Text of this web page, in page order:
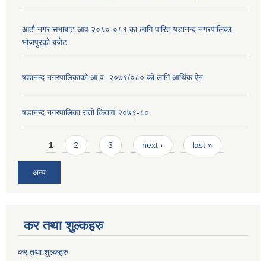
आठौ नगर सभाबाट आव २०८०-०८१ का लागि पारित षडानन्द नगरपालिका,
भोजपुरको बजेट
षडानन्द नगरपालिकाको आ.व. २०७९/०८० को लागि आर्थिक ऐन
षडानन्द नगरपालिका रातो किताव २०७९-८०
Pages
1 2 3 next › last »
अन्य
कर तथा शुल्कहरु
कर तथा शुल्कहरु